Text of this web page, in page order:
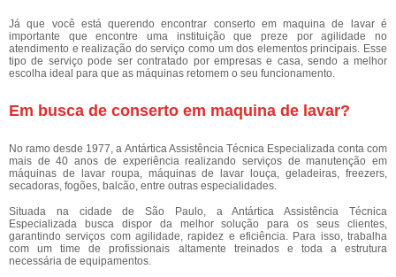
Já que você está querendo encontrar conserto em maquina de lavar é
importante que encontre uma instituição que preze por agilidade no
atendimento e realização do serviço como um dos elementos principais. Esse
tipo de serviço pode ser contratado por empresas e casa, sendo a melhor
escolha ideal para que as máquinas retomem o seu funcionamento.
Em busca de conserto em maquina de lavar?
No ramo desde 1977, a Antártica Assistência Técnica Especializada conta com
mais de 40 anos de experiência realizando serviços de manutenção em
máquinas de lavar roupa, máquinas de lavar louça, geladeiras, freezers,
secadoras, fogões, balcão, entre outras especialidades.
Situada na cidade de São Paulo, a Antártica Assistência Técnica
Especializada busca dispor da melhor solução para os seus clientes,
garantindo serviços com agilidade, rapidez e eficiência. Para isso, trabalha
com um time de profissionais altamente treinados e toda a estrutura
necessária de equipamentos.